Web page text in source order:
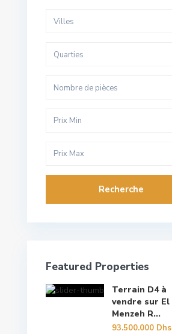
Villes
Quarties
Nombre de pièces
Recherche
Featured Properties
Terrain D4 à
vendre sur El
Menzeh R...
93.500.000 Dhs